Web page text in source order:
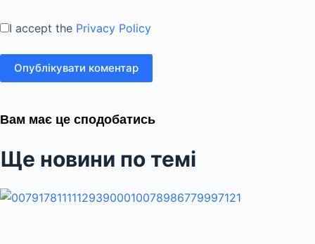
I accept the Privacy Policy
Опублікувати коментар
Вам має це сподобатись
Ще новини по темі